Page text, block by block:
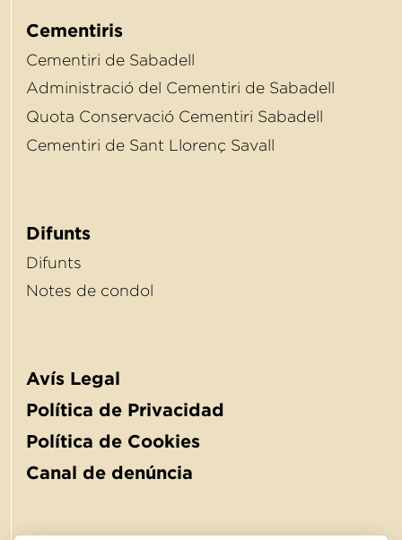
Cementiris
Cementiri de Sabadell
Administració del Cementiri de Sabadell
Quota Conservació Cementiri Sabadell
Cementiri de Sant Llorenç Savall
Difunts
Difunts
Notes de condol
Avís Legal
Política de Privacidad
Política de Cookies
Canal de denúncia